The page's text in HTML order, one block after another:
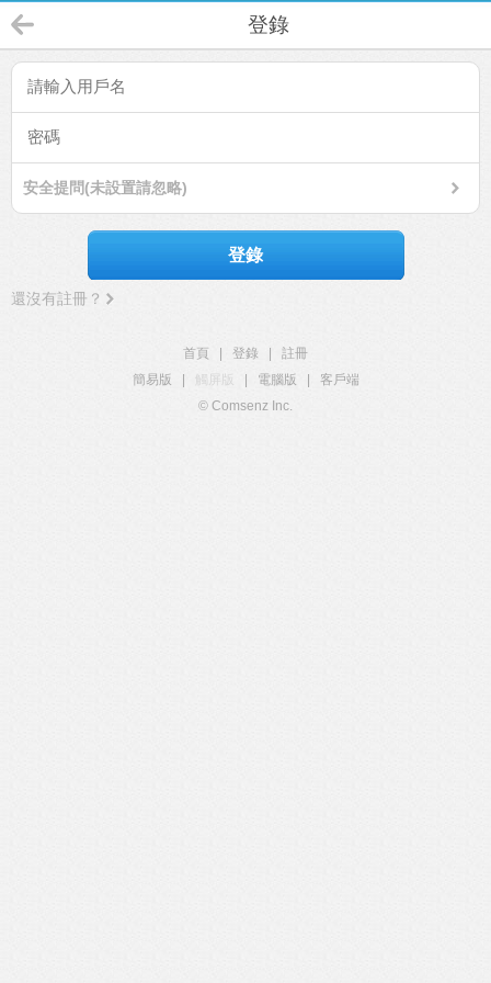
登錄
安全提問(未設置請忽略)
登錄
還沒有註冊？
首頁 登錄
註冊
簡易版
觸屏版 電腦版
客戶端
© Comsenz Inc.